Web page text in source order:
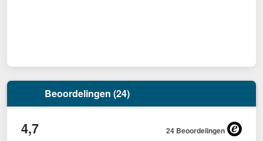
Beoordelingen (24)
4,7 24 Beoordelingen